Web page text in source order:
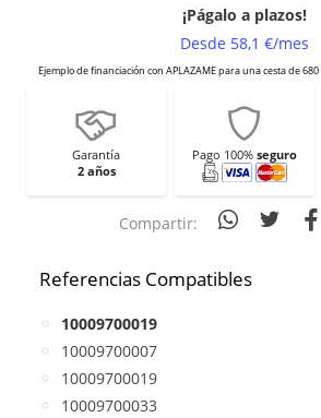
Garantía
2 años
Pago 100% seguro
Compartir:
Referencias Compatibles
10009700019
10009700007
10009700019
10009700033